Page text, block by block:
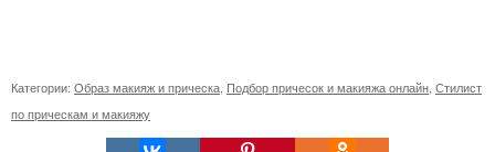
Категории: Образ макияж и прическа Подбор причесок и макияжа онлайн Стилист
по прическам и макияжу